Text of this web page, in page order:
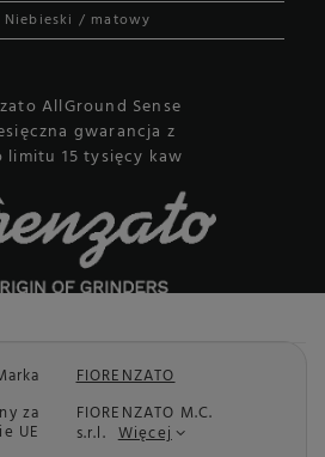
/ matowy
AllGround Sense
gwarancja z
limitu 15 tysięcy kaw
FIORENZATO
za
UE
FIORENZATO M.C.
s.r.l. Więcej